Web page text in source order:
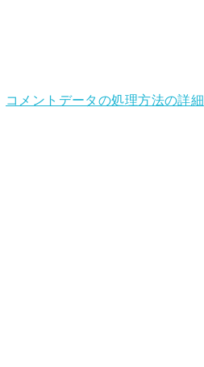
コメントデータの処理方法の詳細